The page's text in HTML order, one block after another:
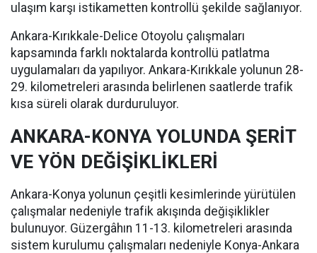
ulaşım karşı istikametten kontrollü şekilde sağlanıyor.
Ankara-Kırıkkale-Delice Otoyolu çalışmaları
kapsamında farklı noktalarda kontrollü patlatma
uygulamaları da yapılıyor. Ankara-Kırıkkale yolunun 28-
29. kilometreleri arasında belirlenen saatlerde trafik
kısa süreli olarak durduruluyor.
ANKARA-KONYA YOLUNDA ŞERİT
VE YÖN DEĞİŞİKLİKLERİ
Ankara-Konya yolunun çeşitli kesimlerinde yürütülen
çalışmalar nedeniyle trafik akışında değişiklikler
bulunuyor. Güzergâhın 11-13. kilometreleri arasında
sistem kurulumu çalışmaları nedeniyle Konya-Ankara